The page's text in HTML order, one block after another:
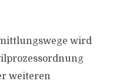
wird
weiteren